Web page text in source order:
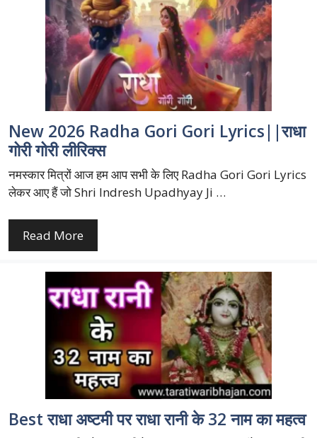
New 2026 Radha Gori Gori Lyrics||राधा
गोरी गोरी लीरिक्स
नमस्कार मित्रों आज हम आप सभी के लिए Radha Gori Gori Lyrics
लेकर आए हैं जो Shri Indresh Upadhyay Ji …
Read More
Best राधा अष्टमी पर राधा रानी के 32 नाम का महत्व